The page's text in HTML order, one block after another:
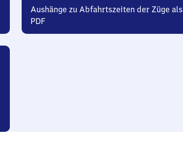
Aushänge zu Abfahrtszeiten der Züge als
PDF